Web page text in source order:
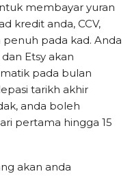
membayar yuran
kredit anda, CCV,
pada kad. Anda
Etsy akan
pada bulan
tarikh akhir
anda boleh
pertama hingga 15
akan anda